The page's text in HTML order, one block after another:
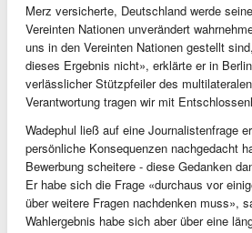
Merz versicherte, Deutschland werde
Vereinten Nationen unverändert
uns in den Vereinten Nationen gestellt
dieses Ergebnis nicht», erklärte er in
verlässlicher Stützpfeiler des
Verantwortung tragen wir mit
Wadephul ließ auf eine Journalistenfrage
persönliche Konsequenzen nachgedacht
Bewerbung scheitere - diese Gedanken
Er habe sich die Frage «durchaus vor
über weitere Fragen nachdenken muss»,
Wahlergebnis habe sich aber über eine